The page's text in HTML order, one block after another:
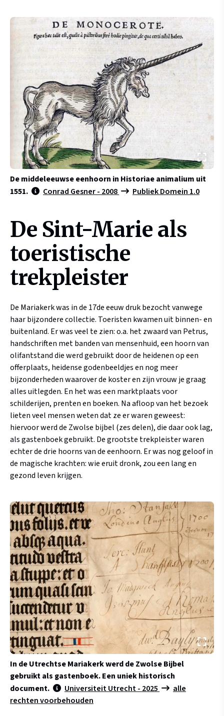
De middeleeuwse eenhoorn in Historiae animalium uit
1551.
Conrad Gesner - 2008 Publiek Domein 1.0
De Sint-Marie als
toeristische
trekpleister
De Mariakerk was in de 17de eeuw druk bezocht vanwege
haar bijzondere collectie. Toeristen kwamen uit binnen- en
buitenland. Er was veel te zien: o.a. het zwaard van Petrus,
handschriften met banden van mensenhuid, een hoorn van
olifantstand die werd gebruikt door de heidenen op een
offerplaats, heidense godenbeeldjes en nog meer
bijzonderheden waarover de koster en zijn vrouw je graag
alles uitlegden. En het was een marktplaats voor
schilderijen, prenten en boeken. Na afloop van het bezoek
lieten veel mensen weten dat ze er waren geweest:
hiervoor werd de Zwolse bijbel (zes delen), die daar ook lag,
als gastenboek gebruikt. De grootste trekpleister waren
echter de drie hoorns van de eenhoorn. Er was nog geloof in
de magische krachten: wie eruit dronk, zou een lang en
gezond leven krijgen.
In de Utrechtse Mariakerk werd de Zwolse Bijbel
gebruikt als gastenboek. Een uniek historisch
document.
Universiteit Utrecht - 2025
alle
rechten voorbehouden